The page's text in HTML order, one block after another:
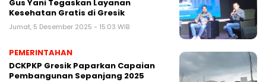
Gus Yani Tegaskan Layanan
Kesehatan Gratis di Gresik
Jumat, 5 Desember 2025 - 15:03 WIB
PEMERINTAHAN
DCKPKP Gresik Paparkan Capaian
Pembangunan Sepanjang 2025